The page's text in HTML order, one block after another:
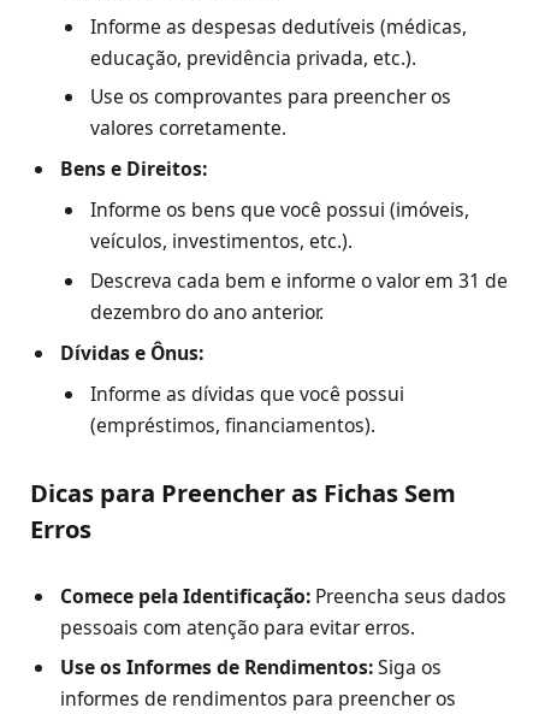
Informe as despesas dedutíveis (médicas,
educação, previdência privada, etc.).
Use os comprovantes para preencher os
valores corretamente.
Bens e Direitos:
Informe os bens que você possui (imóveis,
veículos, investimentos, etc.).
Descreva cada bem e informe o valor em 31 de
dezembro do ano anterior.
Dívidas e Ônus:
Informe as dívidas que você possui
(empréstimos, financiamentos).
Dicas para Preencher as Fichas Sem
Erros
Comece pela Identificação: Preencha seus dados
pessoais com atenção para evitar erros.
Use os Informes de Rendimentos:Siga os
informes de rendimentos para preencher os